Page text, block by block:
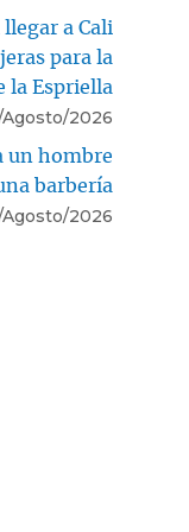
a Cali
para la
la Espriella
2026
un hombre
barbería
2026